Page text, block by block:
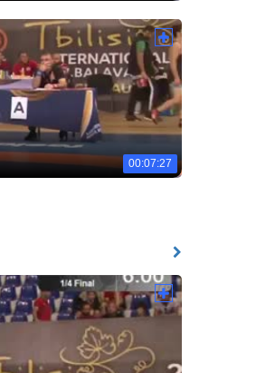
00:07:27